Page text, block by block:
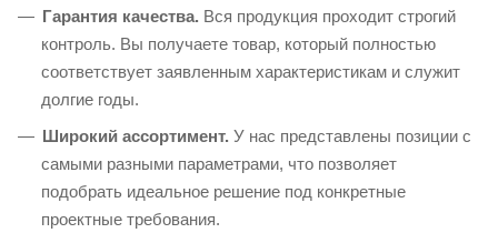
Гарантия качества. Вся продукция проходит строгий
контроль. Вы получаете товар, который полностью
соответствует заявленным характеристикам и служит
долгие годы.
Широкий ассортимент. У нас представлены позиции с
самыми разными параметрами, что позволяет
подобрать идеальное решение под конкретные
проектные требования.